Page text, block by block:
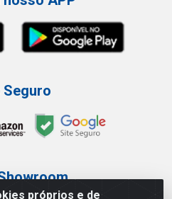
próprios e de
Seguro